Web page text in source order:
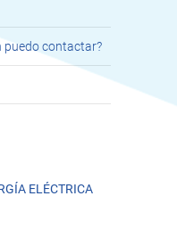
puedo contactar?
ELÉCTRICA